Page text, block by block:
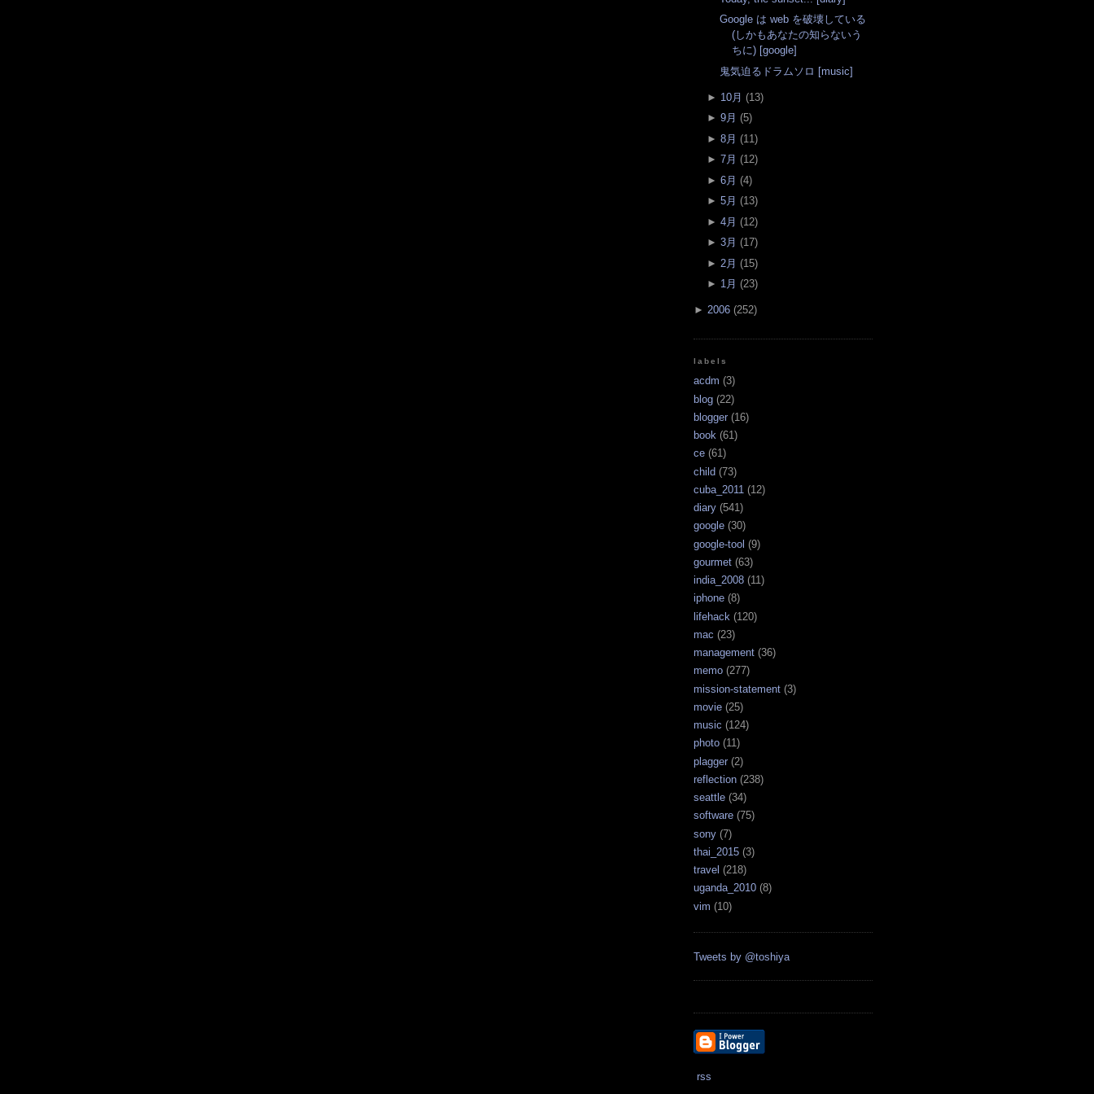
Google は web を破壊している
(しかもあなたの知らないう
ちに) [google]
鬼気迫るドラムソロ [music]
► 10月 (13)
► 9月 (5)
► 8月 (11 )
► 7月 (12)
► 6月 (4)
► 5月 (13)
► 4月 (12)
► 3月 (17)
► 2月 (15)
► 1月 (23)
► 2006 (252)
labels
acdm (3)
blog (22)
blogger (16)
book (61)
ce (61)
child (73)
cuba_2011 (12)
diary (541)
google (30)
google-tool (9)
gourmet (63)
india_2008 (11)
iphone (8)
lifehack (120)
mac (23)
management (36)
memo (277)
mission-statement (3)
movie (25)
music (124)
photo (11)
plagger (2)
reflection (238)
seattle (34)
software (75)
sony (7)
thai_2015 (3)
travel (218)
uganda_2010 (8)
vim (10)
Tweets by @toshiya
rss